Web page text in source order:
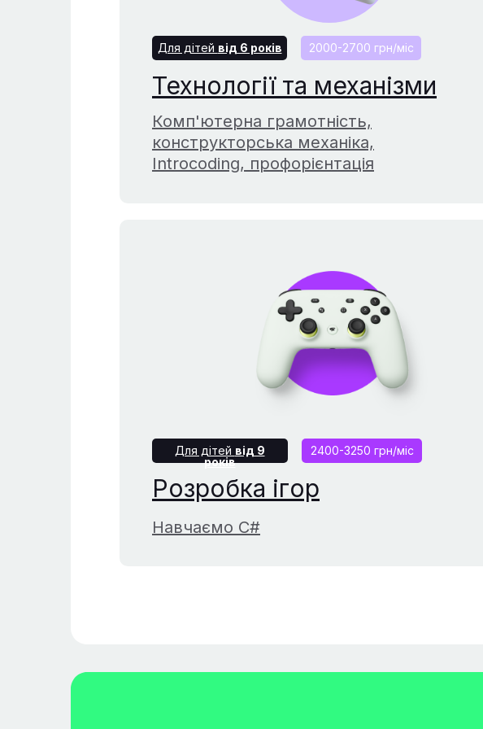
Для дітей від 9
років
Розробка ігор
Навчаємо С#
2400-3250 грн/міс
Для дітей від 6 років
Технології та механізми
Комп'ютерна грамотність,
конструкторська механіка,
Introcoding, профорієнтація
2000-2700 грн/міс